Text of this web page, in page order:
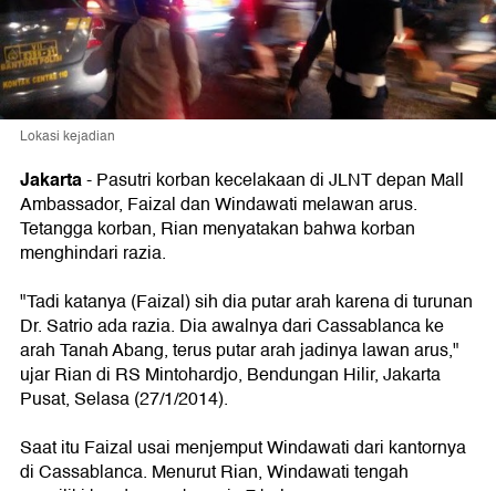
Lokasi kejadian
Jakarta-Pasutri korban kecelakaan di JLNT depan Mall
Ambassador, Faizal dan Windawati melawan arus.
Tetangga korban, Rian menyatakan bahwa korban
menghindari razia.
"Tadi katanya (Faizal) sih dia putar arah karena di turunan
Dr. Satrio ada razia. Dia awalnya dari Cassablanca ke
arah Tanah Abang, terus putar arah jadinya lawan arus,"
ujar Rian di RS Mintohardjo, Bendungan Hilir, Jakarta
Pusat, Selasa (27/1/2014).
Saat itu Faizal usai menjemput Windawati dari kantornya
di Cassablanca. Menurut Rian, Windawati tengah